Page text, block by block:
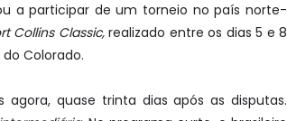
a participar de um torneio no país norte-
Collins Classic,realizado entre os dias 5 e 8
Colorado.
quase trinta dias após as disputas.